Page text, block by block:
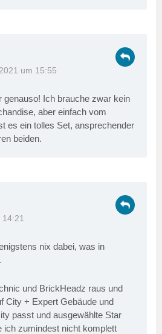
um 15:55
genauso! Ich brauche zwar kein
aber einfach vom
es ein tolles Set, ansprechender
beiden.
nix dabei, was in
und BrickHeadz raus und
City + Expert Gebäude und
passt und ausgewählte Star
ich zumindest nicht komplett